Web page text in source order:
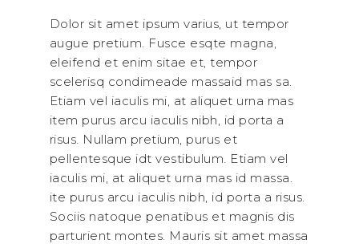
Dolor sit amet ipsum varius, ut tempor
augue pretium. Fusce esqte magna,
eleifend et enim sitae et, tempor
scelerisq condimeade massaid mas sa.
Etiam vel iaculis mi, at aliquet urna mas
item purus arcu iaculis nibh, id porta a
risus. Nullam pretium, purus et
pellentesque idt vestibulum. Etiam vel
iaculis mi, at aliquet urna mas id massa.
ite purus arcu iaculis nibh, id porta a risus.
Sociis natoque penatibus et magnis dis
parturient montes. Mauris sit amet massa